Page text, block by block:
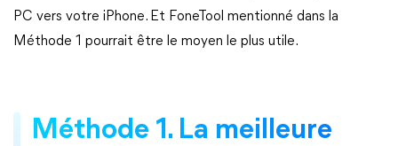
PC vers votre iPhone. Et FoneTool mentionné dans la
Méthode 1 pourrait être le moyen le plus utile.
Méthode 1. La meilleure